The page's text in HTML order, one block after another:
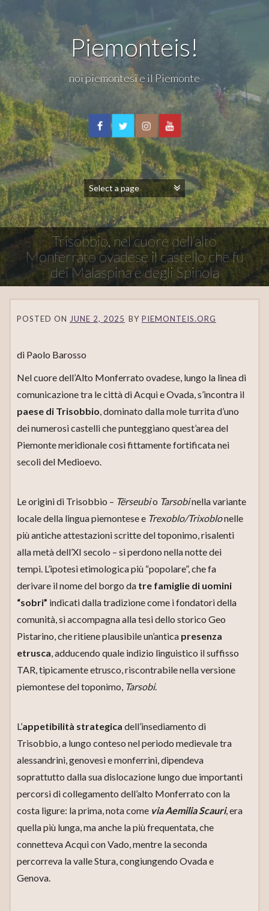
Piemonteis!
noi piemontesi e il Piemonte
Trisobbio, nel cuore dell’alto
Monferrato ovadese il castello che fu
dei Malaspina e degli Spinola
POSTED ON JUNE 2, 2025 BY PIEMONTEIS.ORG
di Paolo Barosso
Nel cuore dell’Alto Monferrato ovadese, lungo la linea di
comunicazione tra le città di Acqui e Ovada, s’incontra il
paese di Trisobbio, dominato dalla mole turrita d’uno
dei numerosi castelli che punteggiano quest’area del
Piemonte meridionale così fittamente fortificata nei
secoli del Medioevo.
Le origini di Trisobbio – Tërseubio Tarsobinella variante
locale della lingua piemontese e Trexoblo/Trixoblonelle
più antiche attestazioni scritte del toponimo, risalenti
alla metà dell’XI secolo – si perdono nella notte dei
tempi. L’ipotesi etimologica più “popolare”, che fa
derivare il nome del borgo da tre famiglie di uomini
“sobri” indicati dalla tradizione come i fondatori della
comunità, si accompagna alla tesi dello storico Geo
Pistarino, che ritiene plausibile un’antica presenza
etrusca, adducendo quale indizio linguistico il suffisso
TAR, tipicamente etrusco, riscontrabile nella versione
piemontese del toponimo, Tarsobi.
L’appetibilità strategica dell’insediamento di
Trisobbio, a lungo conteso nel periodo medievale tra
alessandrini, genovesi e monferrini, dipendeva
soprattutto dalla sua dislocazione lungo due importanti
percorsi di collegamento dell’alto Monferrato con la
costa ligure: la prima, nota come via Aemilia Scauri, era
quella più lunga, ma anche la più frequentata, che
connetteva Acqui con Vado, mentre la seconda
percorreva la valle Stura, congiungendo Ovada e
Genova.